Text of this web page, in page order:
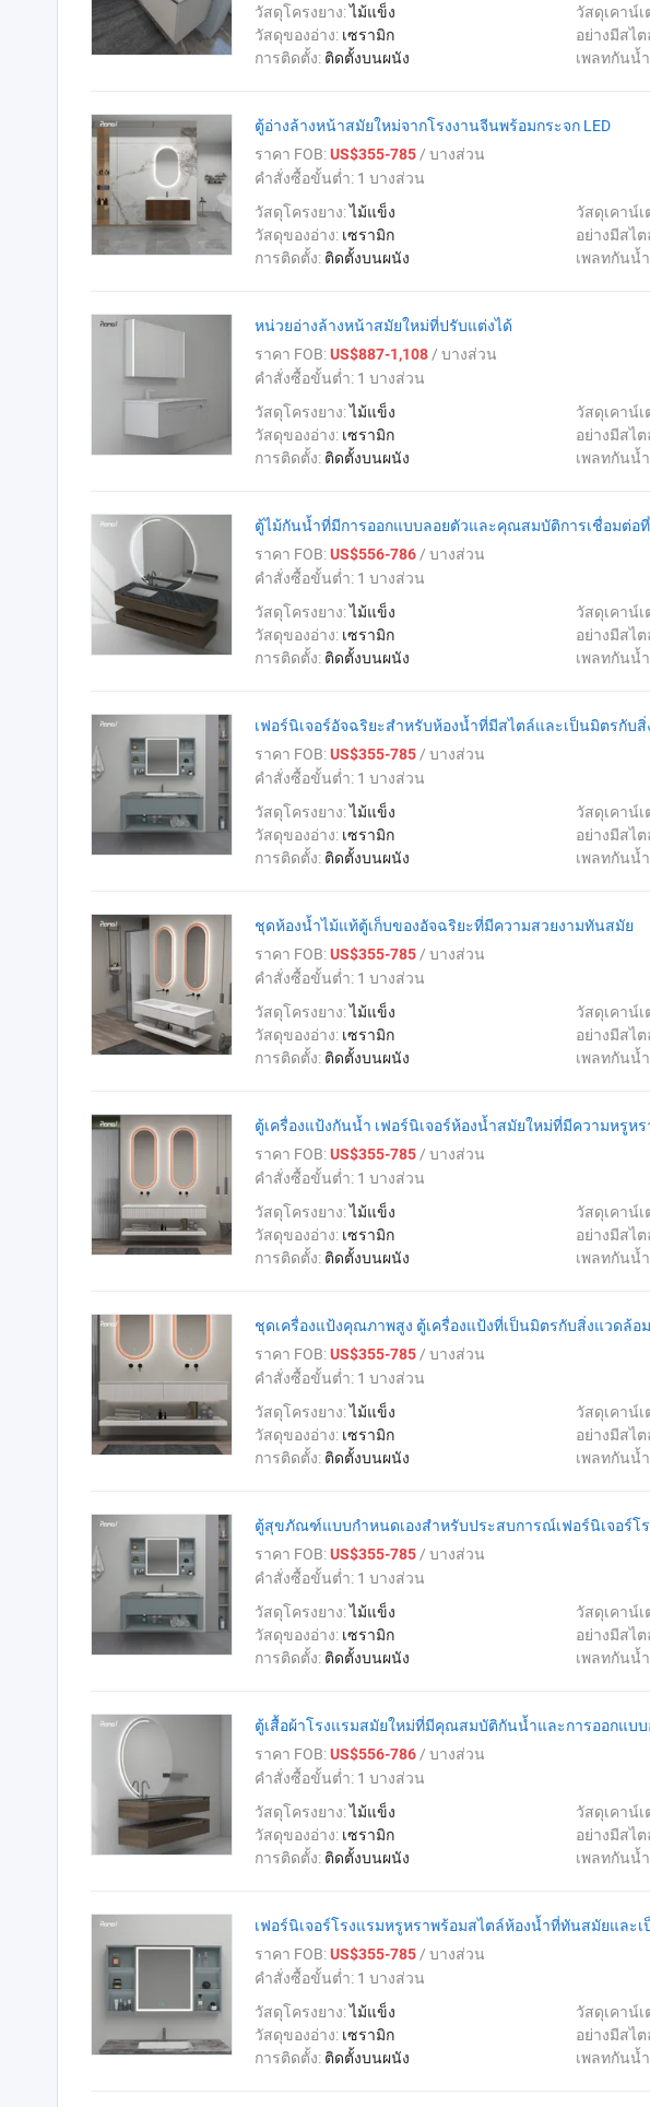
วัสดุโครงยาง:ไม้แข็ง วัสดุเคาน์เ
วัสดุของอ่าง: เซรามิก อย่างมีสไ
การติดตั้ง: ติดตั้งบนผนัง เพลทกันน้
ตู้อ่างล้างหน้าสมัยใหม่จากโรงงานจีนพร้อมกระจก LED
ราคา FOB:US$355-785/ บางส่วน
คำสั่งซื้อขั้นต่ำ: 1 บางส่วน
วัสดุโครงยาง:ไม้แข็ง วัสดุเคาน์เ
วัสดุของอ่าง: เซรามิก อย่างมีสไ
การติดตั้ง: ติดตั้งบนผนัง เพลทกันน้
หน่วยอ่างล้างหน้าสมัยใหม่ที่ปรับแต่งได้
ราคา FOB:US$887-1,108/ บางส่วน
คำสั่งซื้อขั้นต่ำ: 1 บางส่วน
วัสดุโครงยาง:ไม้แข็ง วัสดุเคาน์เ
วัสดุของอ่าง: เซรามิก อย่างมีสไ
การติดตั้ง: ติดตั้งบนผนัง เพลทกันน้
ตู้ไม้กันน้ำที่มีการออกแบบลอยตัวและคุณสมบัติการเชื่อมต่อ
ราคา FOB:US$556-786/ บางส่วน
คำสั่งซื้อขั้นต่ำ: 1 บางส่วน
วัสดุโครงยาง:ไม้แข็ง วัสดุเคาน์เ
วัสดุของอ่าง: เซรามิก อย่างมีสไ
การติดตั้ง: ติดตั้งบนผนัง เพลทกันน้
เฟอร์นิเจอร์อัจฉริยะสำหรับห้องน้ำที่มีสไตล์และเป็นมิตรกับ
ราคา FOB:US$355-785/ บางส่วน
คำสั่งซื้อขั้นต่ำ: 1 บางส่วน
วัสดุโครงยาง:ไม้แข็ง วัสดุเคาน์เ
วัสดุของอ่าง: เซรามิก อย่างมีสไ
การติดตั้ง: ติดตั้งบนผนัง เพลทกันน้
ชุดห้องน้ำไม้แท้ตู้เก็บของอัจฉริยะที่มีความสวยงามทันสมัย
ราคา FOB:US$355-785/ บางส่วน
คำสั่งซื้อขั้นต่ำ: 1 บางส่วน
วัสดุโครงยาง:ไม้แข็ง วัสดุเคาน์เ
วัสดุของอ่าง: เซรามิก อย่างมีสไ
การติดตั้ง: ติดตั้งบนผนัง เพลทกันน้
ตู้เครื่องแป้งกันน้ำ เฟอร์นิเจอร์ห้องน้ำสมัยใหม่ที่มีความหรูห
ราคา FOB:US$355-785/ บางส่วน
คำสั่งซื้อขั้นต่ำ: 1 บางส่วน
วัสดุโครงยาง:ไม้แข็ง วัสดุเคาน์เ
วัสดุของอ่าง: เซรามิก อย่างมีสไ
การติดตั้ง: ติดตั้งบนผนัง เพลทกันน้
ชุดเครื่องแป้งคุณภาพสูง ตู้เครื่องแป้งที่เป็นมิตรกับสิ่งแวดล้อ
ราคา FOB:US$355-785/ บางส่วน
คำสั่งซื้อขั้นต่ำ: 1 บางส่วน
วัสดุโครงยาง:ไม้แข็ง วัสดุเคาน์เ
วัสดุของอ่าง: เซรามิก อย่างมีสไ
การติดตั้ง: ติดตั้งบนผนัง เพลทกันน้
ตู้สุขภัณฑ์แบบกำหนดเองสำหรับประสบการณ์เฟอร์นิเจอร์โ
ราคา FOB:US$355-785/ บางส่วน
คำสั่งซื้อขั้นต่ำ: 1 บางส่วน
วัสดุโครงยาง:ไม้แข็ง วัสดุเคาน์เ
วัสดุของอ่าง: เซรามิก อย่างมีสไ
การติดตั้ง: ติดตั้งบนผนัง เพลทกันน้
ตู้เสื้อผ้าโรงแรมสมัยใหม่ที่มีคุณสมบัติกันน้ำและการออกแบบ
ราคา FOB:US$556-786/ บางส่วน
คำสั่งซื้อขั้นต่ำ: 1 บางส่วน
วัสดุโครงยาง:ไม้แข็ง วัสดุเคาน์เ
วัสดุของอ่าง: เซรามิก อย่างมีสไ
การติดตั้ง: ติดตั้งบนผนัง เพลทกันน้
เฟอร์นิเจอร์โรงแรมหรูหราพร้อมสไตล์ห้องน้ำที่ทันสมัยและ
ราคา FOB:US$355-785/ บางส่วน
คำสั่งซื้อขั้นต่ำ: 1 บางส่วน
วัสดุโครงยาง:ไม้แข็ง วัสดุเคาน์เ
วัสดุของอ่าง: เซรามิก อย่างมีสไ
การติดตั้ง: ติดตั้งบนผนัง เพลทกันน้